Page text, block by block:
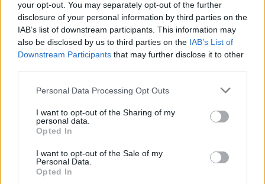
your opt-out. You may separately opt-out of the further
disclosure of your personal information by third parties on the
IAB’s list of downstream participants. This information may
also be disclosed by us to third parties on the IAB’s List of
Downstream Participants that may further disclose it to other
Personal Data Processing Opt Outs
I want to opt-out of the Sharing of my
personal data.
Opted In
I want to opt-out of the Sale of my
Personal Data.
Opted In
Ταχιάος: Ξεκινούν από απόψε τα
δοκιμαστικά δρομολόγια της
επέκτασης του Μετρό
Θεσσαλονίκης προς την
Καλαμαριά
Ειδικό Χωροταξικό Πλαίσιο για
εισάγει η νέα ΚΥΑ
Υπεγράφη η σύμβαση για τα